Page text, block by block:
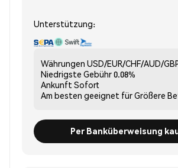
Unterstützung:
Währungen USD/EUR/CHF/AUD/
Niedrigste Gebühr0.08%
Ankunft Sofort
Am besten geeignet fürGrößere
Per Banküberweisung